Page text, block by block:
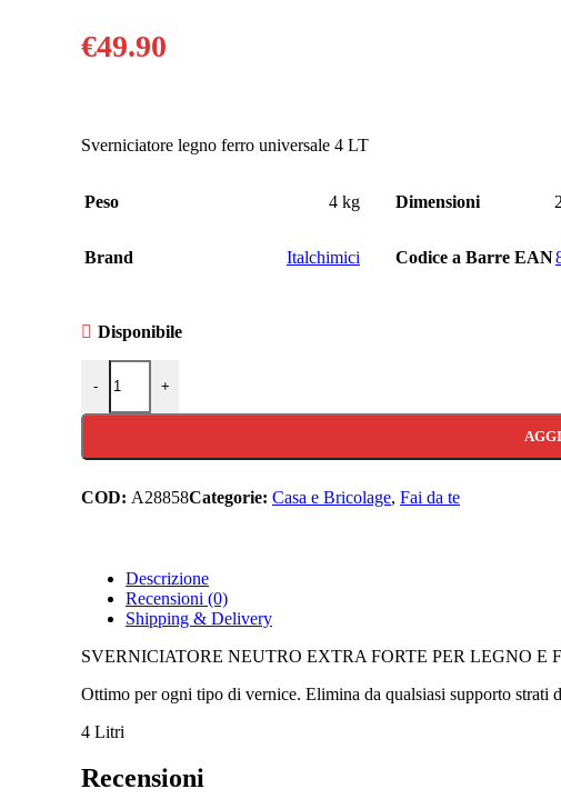
€49.90
Sverniciatore legno ferro universale 4 LT
Peso 4 kg Dimensioni
Brand Italchimici Codice a Barre EAN
Disponibile
-
Sverniciatore legno ferro universale extra forte elimina pittura
+
COD: A28858Categorie: Casa e Bricolage, Fai da te
Descrizione
Recensioni (0)
Shipping & Delivery
SVERNICIATORE NEUTRO EXTRA FORTE PER LEGNO E
Ottimo per ogni tipo di vernice. Elimina da qualsiasi supporto
4 Litri
Recensioni